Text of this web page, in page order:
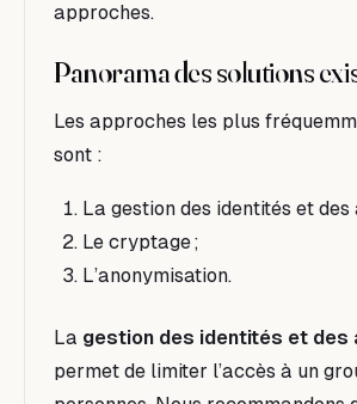
approches.
Panorama des solutions
Les approches les plus
sont :
La gestion des identités et des
Le cryptage ;
L’anonymisation.
La gestion des identités et des
permet de limiter l’accès à un